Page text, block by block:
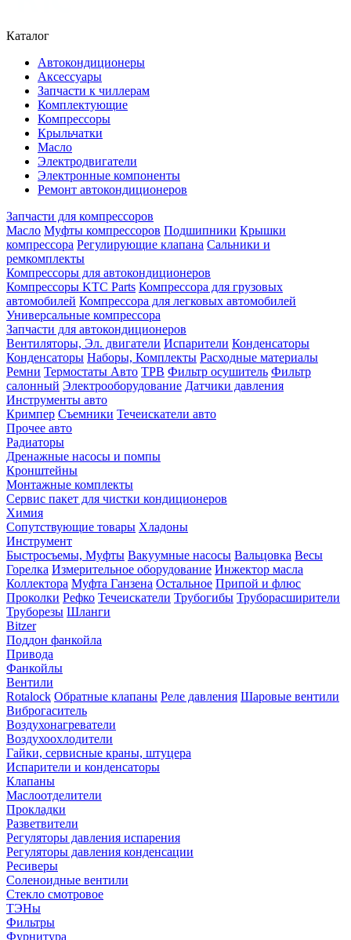
Каталог
Автокондиционеры
Аксессуары
Запчасти к чиллерам
Комплектующие
Компрессоры
Крыльчатки
Масло
Электродвигатели
Электронные компоненты
Ремонт автокондиционеров
Запчасти для компрессоров
Масло Муфты компрессоров Подшипники Крышки
компрессора Регулирующие клапана Сальники и
ремкомплекты
Компрессоры для автокондиционеров
Компрессоры KTC Parts Компрессора для грузовых
автомобилей Компрессора для легковых автомобилей
Универсальные компрессора
Запчасти для автокондиционеров
Вентиляторы, Эл. двигатели Испарители Конденсаторы
Конденсаторы Наборы, Комплекты Расходные материалы
Ремни Термостаты Авто ТРВ Фильтр осушитель Фильтр
салонный Электрооборудование Датчики давления
Инструменты авто
Кримпер Съемники Течеискатели авто
Прочее авто
Радиаторы
Дренажные насосы и помпы
Кронштейны
Монтажные комплекты
Сервис пакет для чистки кондиционеров
Химия
Сопутствующие товары Хладоны
Инструмент
Быстросъемы, Муфты Вакуумные насосы Вальцовка Весы
Горелка Измерительное оборудование Инжектор масла
Коллектора Муфта Ганзена Остальное Припой и флюс
Проколки Рефко Течеискатели Трубогибы Труборасширители
Труборезы Шланги
Bitzer
Поддон фанкойла
Привода
Фанкойлы
Вентили
Rotalock Обратные клапаны Реле давления Шаровые вентили
Виброгаситель
Воздухонагреватели
Воздухоохлодители
Гайки, сервисные краны, штуцера
Испарители и конденсаторы
Клапаны
Маслоотделители
Прокладки
Разветвители
Регуляторы давления испарения
Регуляторы давления конденсации
Ресиверы
Соленоидные вентили
Стекло смотровое
ТЭНы
Фильтры
Фурнитура